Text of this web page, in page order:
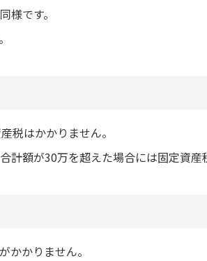
様です。
税はかかりません。
額が30万を超えた場合には固定資産
かかりません。